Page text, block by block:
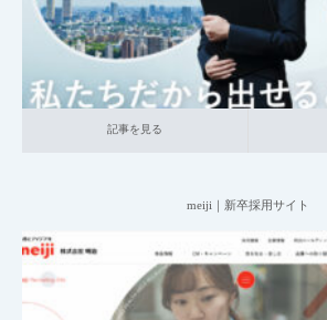
記事を見る
meiji｜新卒採用サイト